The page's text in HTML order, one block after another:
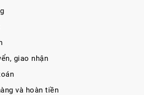
giao nhận
và hoàn tiền